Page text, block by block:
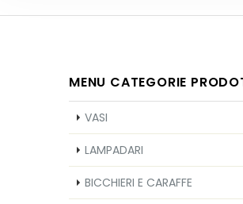
MENU CATEGORIE
VASI
LAMPADARI
BICCHIERI E CARAFFE